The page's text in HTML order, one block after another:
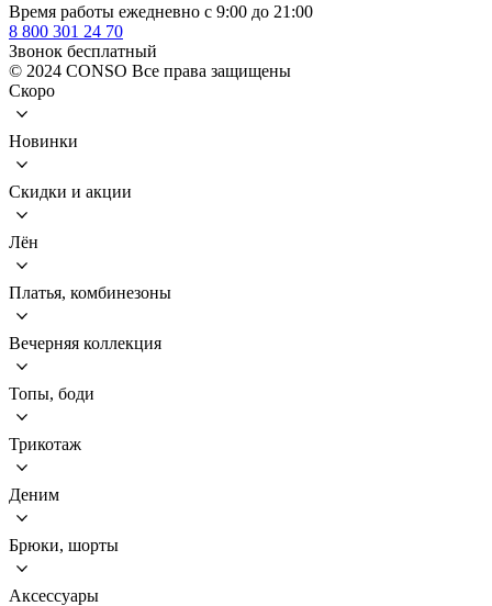
Время работы ежедневно с 9:00 до 21:00
8 800 301 24 70
Звонок бесплатный
© 2024 CONSO Все права защищены
Скоро
Новинки
Скидки и акции
Лён
Платья, комбинезоны
Вечерняя коллекция
Топы, боди
Трикотаж
Деним
Брюки, шорты
Аксессуары